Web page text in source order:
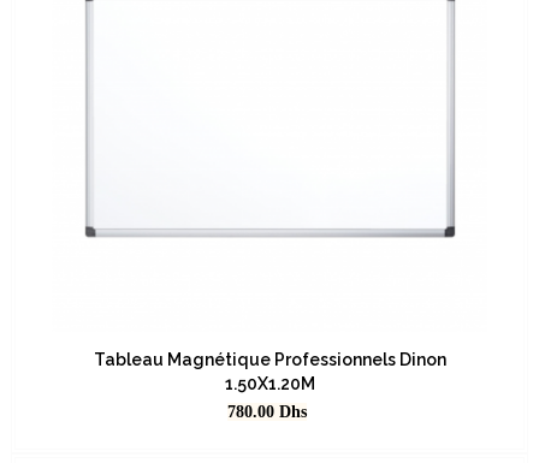
Tableau Magnétique Professionnels Dinon
1.50X1.20M
Prix
780.00 Dhs